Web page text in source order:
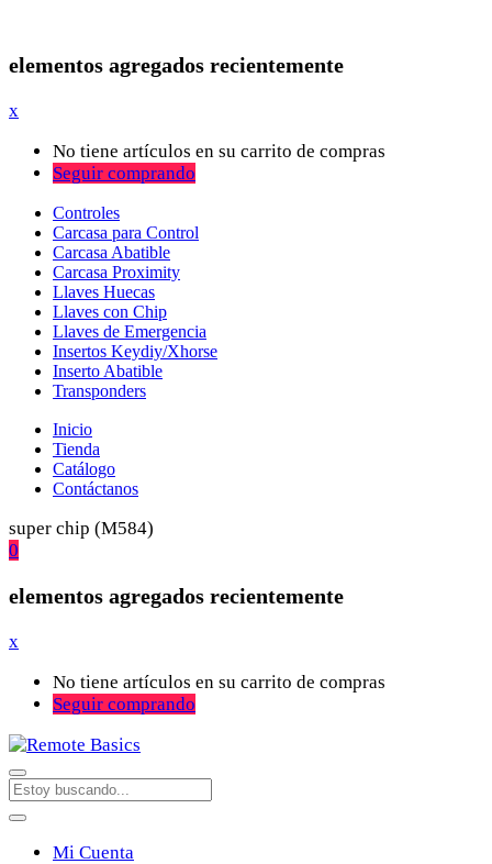
elementos agregados recientemente
x
No tiene artículos en su carrito de compras
Seguir comprando
Controles
Carcasa para Control
Carcasa Abatible
Carcasa Proximity
Llaves Huecas
Llaves con Chip
Llaves de Emergencia
Insertos Keydiy/Xhorse
Inserto Abatible
Transponders
Inicio
Tienda
Catálogo
Contáctanos
super chip (M584)
0
elementos agregados recientemente
x
No tiene artículos en su carrito de compras
Seguir comprando
Mi Cuenta